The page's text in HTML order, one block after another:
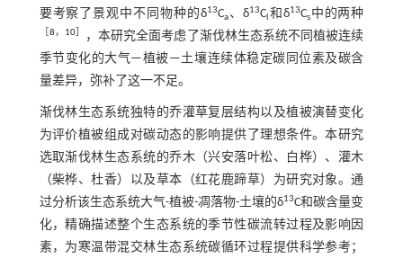
要考察了景观中不同物种的δ13Ca、δ13Cl 和δ13Cs中的两种
8， 10］
，本研究全面考虑了渐伐林生态系统不同植被连续
季节变化的大气—植被—土壤连续体稳定碳同位素及碳含
量差异，弥补了这一不足。
渐伐林生态系统独特的乔灌草复层结构以及植被演替变化
为评价植被组成对碳动态的影响提供了理想条件。本研究
选取渐伐林生态系统的乔木（兴安落叶松、白桦）、灌木
（柴桦、杜香）以及草本（红花鹿蹄草）为研究对象。通
过分析该生态系统大气-植被-凋落物-土壤的δ13C和碳含量变
化，精确描述整个生态系统的季节性碳流转过程及影响因
素，为寒温带混交林生态系统碳循环过程提供科学参考；